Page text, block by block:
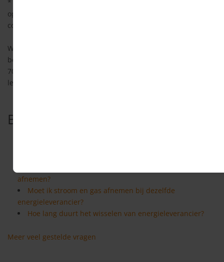
* Voor zakelijke contracten zijn de regels en
opzegvergoedingen anders. Raadpleeg hiervoor de
contractvoorwaarden van je energieleverancier.
Wil je overstappen maar moet je een opzegvergoeding
betalen? Neem contact met ons op door te bellen met 030
7009 727. Onze energiespecialisten kijken voor je naar een
leverancier die de opzegvergoeding terug wil betalen.
Bekijk ook
afnemen?
Moet ik stroom en gas afnemen bij dezelfde
energieleverancier?
Hoe lang duurt het wisselen van energieleverancier?
Meer veel gestelde vragen